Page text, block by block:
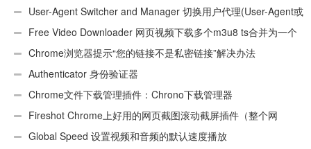
User-Agent Switcher and Manager 切换用户代理(User-Agent或
UA)Free Video Downloader 网页视频下载多个m3u8 ts合并为一个
ts文件Chrome浏览器提示“您的链接不是私密链接”解决办法
Authenticator 身份验证器
Chrome文件下载管理插件：Chrono下载管理器
Fireshot Chrome上好用的网页截图滚动截屏插件（整个网
页）Global Speed 设置视频和音频的默认速度播放